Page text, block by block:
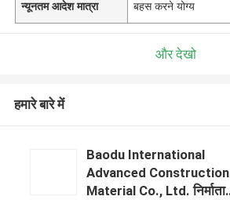
न्यूनतम आदेश मात्रा बहस करने योग्य
और देखो
हमारे बारे में
Baodu International
Advanced Construction
Material Co., Ltd. निर्माता